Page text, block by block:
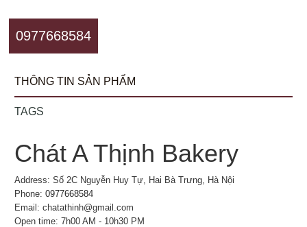
0977668584
THÔNG TIN SẢN PHẨM
TAGS
Chát A Thịnh Bakery
Address: Số 2C Nguyễn Huy Tự, Hai Bà Trưng, Hà Nội
Phone:0977668584
Email: chatathinh@gmail.com
Open time: 7h00 AM - 10h30 PM